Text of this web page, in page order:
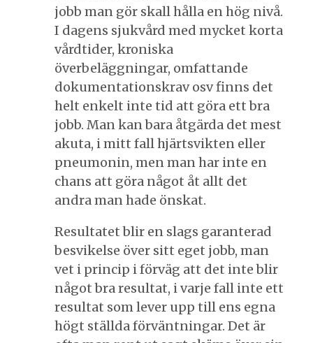
jobb man gör skall hålla en hög nivå.
I dagens sjukvård med mycket korta
vårdtider, kroniska
överbeläggningar, omfattande
dokumentationskrav osv finns det
helt enkelt inte tid att göra ett bra
jobb. Man kan bara åtgärda det mest
akuta, i mitt fall hjärtsvikten eller
pneumonin, men man har inte en
chans att göra något åt allt det
andra man hade önskat.
Resultatet blir en slags garanterad
besvikelse över sitt eget jobb, man
vet i princip i förväg att det inte blir
något bra resultat, i varje fall inte ett
resultat som lever upp till ens egna
högt ställda förväntningar. Det är